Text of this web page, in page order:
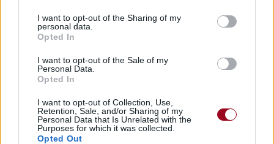
I want to opt-out of the Sharing of my
personal data.
Opted In
I want to opt-out of the Sale of my
Personal Data.
Opted In
I want to opt-out of Collection, Use,
Retention, Sale, and/or Sharing of my
Personal Data that Is Unrelated with the
Purposes for which it was collected.
Opted Out
Pour prolonger le plaisir musical :
Vous aimez chanter, apprenez la guitare chez
Télécharger légalement les MP3 sur
Télécharger légalement les MP3 ou trouver le CD sur
Trouver des vinyles et des CD sur
Trouver un instrument de musique ou une partition au
meilleur prix sur